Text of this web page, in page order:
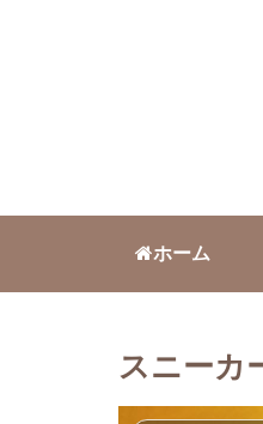
ホーム
スニーカ